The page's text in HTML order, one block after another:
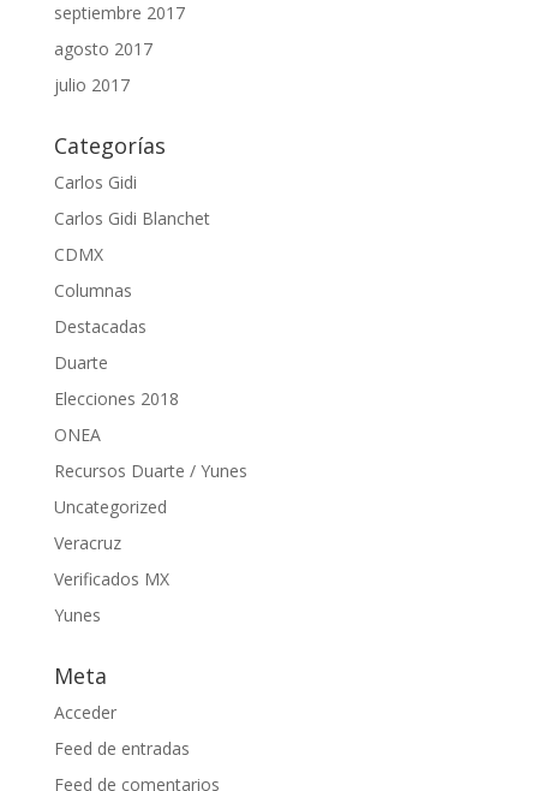
septiembre 2017
agosto 2017
julio 2017
Categorías
Carlos Gidi
Carlos Gidi Blanchet
CDMX
Columnas
Destacadas
Duarte
Elecciones 2018
ONEA
Recursos Duarte / Yunes
Uncategorized
Veracruz
Verificados MX
Yunes
Meta
Acceder
Feed de entradas
Feed de comentarios